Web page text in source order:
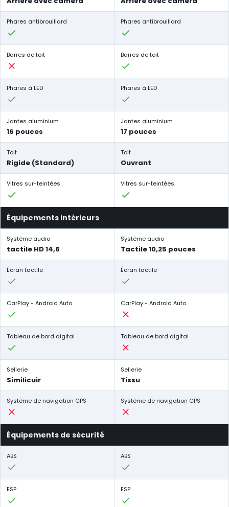
Phares antibrouillard Phares antibrouillard
Barres de toit Barres de toit
Phares à LED Phares à LED
Jantes aluminium
16 pouces
Jantes aluminium
17 pouces
Toit
Rigide (Standard)
Toit
Ouvrant
Vitres sur-teintées Vitres sur-teintées
Équipements intérieurs
Système audio
tactile HD 14,6
Système audio
Tactile 10,25 pouces
Écran tactile Écran tactile
CarPlay - Android Auto CarPlay - Android Auto
Tableau de bord digital Tableau de bord digital
Sellerie
Similicuir
Sellerie
Tissu
Système de navigation GPS Système de navigation GPS
Équipements de sécurité
ABS ABS
ESP ESP